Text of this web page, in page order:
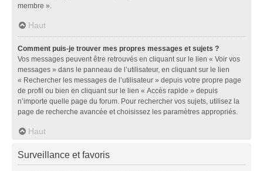
membre ».
Haut
Comment puis-je trouver mes propres messages et sujets ?
Vos messages peuvent être retrouvés en cliquant sur le lien « Voir vos
messages » dans le panneau de l’utilisateur, en cliquant sur le lien
« Rechercher les messages de l’utilisateur » depuis votre propre page
de profil ou bien en cliquant sur le lien « Accès rapide » depuis
n’importe quelle page du forum. Pour rechercher vos sujets, utilisez la
page de recherche avancée et choisissez les paramètres appropriés.
Haut
Surveillance et favoris